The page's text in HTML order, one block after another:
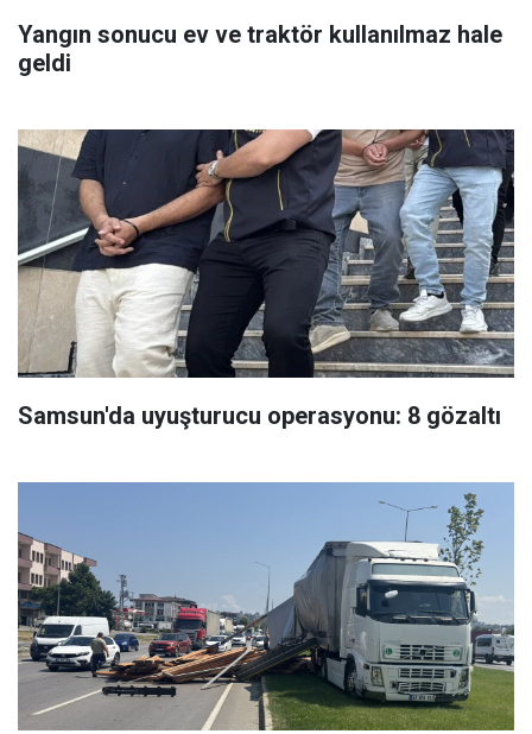
Yangın sonucu ev ve traktör kullanılmaz hale
geldi
Samsun'da uyuşturucu operasyonu: 8 gözaltı